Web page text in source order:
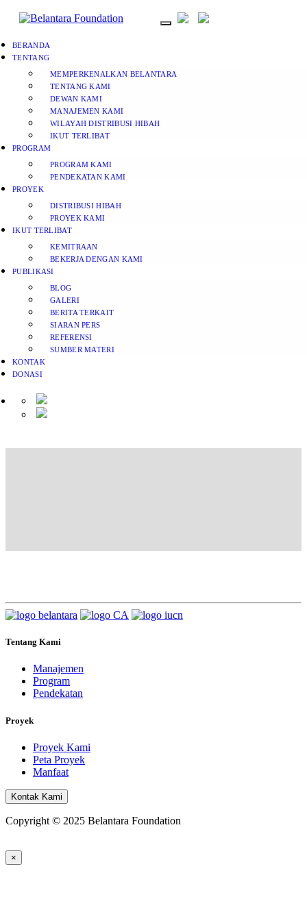
BERANDA
TENTANG
MEMPERKENALKAN BELANTARA
TENTANG KAMI
DEWAN KAMI
MANAJEMEN KAMI
WILAYAH DISTRIBUSI HIBAH
IKUT TERLIBAT
PROGRAM
PROGRAM KAMI
PENDEKATAN KAMI
PROYEK
DISTRIBUSI HIBAH
PROYEK KAMI
IKUT TERLIBAT
KEMITRAAN
BEKERJA DENGAN KAMI
PUBLIKASI
BLOG
GALERI
BERITA TERKAIT
SIARAN PERS
REFERENSI
SUMBER MATERI
KONTAK
DONASI
Tentang Kami
Manajemen
Program
Pendekatan
Proyek
Proyek Kami
Peta Proyek
Manfaat
Kontak Kami
Copyright © 2025 Belantara Foundation
×